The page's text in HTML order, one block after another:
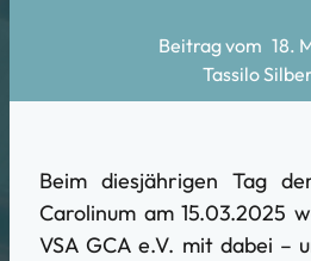
Beitrag vom 18.
Tassilo
Beim diesjährigen Tag
Carolinum am 15.03.2025
VSA GCA e.V. mit dabei –